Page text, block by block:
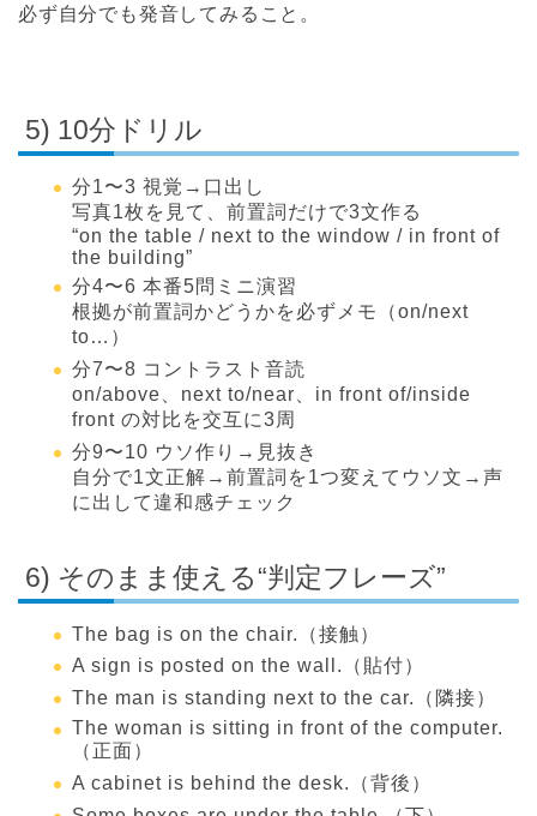
必ず自分でも発音してみること。
5) 10分ドリル
分1〜3 視覚→口出し
写真1枚を見て、前置詞だけで3文作る
“on the table / next to the window / in front of
the building”
分4〜6 本番5問ミニ演習
根拠が前置詞かどうかを必ずメモ（on/next
to…）
分7〜8 コントラスト音読
on/above、next to/near、in front of/inside
front の対比を交互に3周
分9〜10 ウソ作り→見抜き
自分で1文正解→前置詞を1つ変えてウソ文→声
に出して違和感チェック
6) そのまま使える“判定フレーズ”
The bag is on the chair.（接触）
A sign is posted on the wall.（貼付）
The man is standing next to the car.（隣接）
The woman is sitting in front of the computer.
（正面）
A cabinet is behind the desk.（背後）